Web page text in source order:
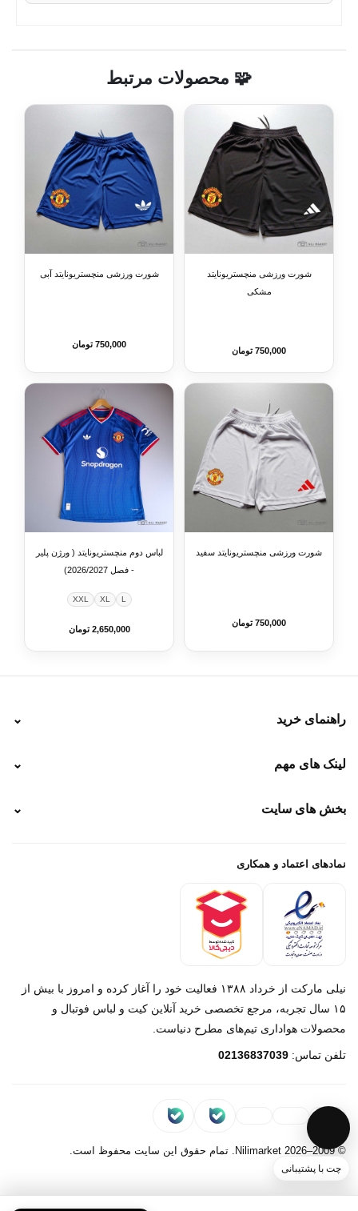
🧩 محصولات مرتبط
شورت ورزشی منچستریونایتد
مشکی
750,000 تومان
شورت ورزشی منچستریونایتد آبی
750,000 تومان
شورت ورزشی منچستریونایتد سفید
750,000 تومان
لباس دوم منچستریونایتد ( ورژن پلیر
- فصل 2026/2027)
L
XL
XXL
2,650,000 تومان
راهنمای خرید ⌄
نحوه پرداخت
راهنمای سفارش
لینک های مهم ⌄
رهگیری تیپاکس
خرید لباس جدید بارسلونا 2025/2026
بخش های سایت ⌄
پرداخت باز
تماس با ما
نمادهای اعتماد و همکاری
نیلی مارکت از خرداد ۱۳۸۸ فعالیت خود را آغاز کرده و امروز با بیش از
۱۵ سال تجربه، مرجع تخصصی خرید آنلاین کیت و لباس فوتبال و
محصولات هواداری تیم‌های مطرح دنیاست.
تلفن تماس: 02136837039
© 2009–2026 Nilimarket. تمام حقوق این سایت محفوظ است.
چت با پشتیبانی
پشتیبانی روبیکا‌
پشتیبانی بله